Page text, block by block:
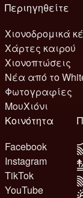
Περιηγηθείτε
Χιονοδρομικά
Χάρτες καιρού
Χιονοπτώσεις
Νέα από το
Φωτογραφίες
ΜουΧιόνι
Κοινότητα
Facebook
Instagram
TikTok
YouTube